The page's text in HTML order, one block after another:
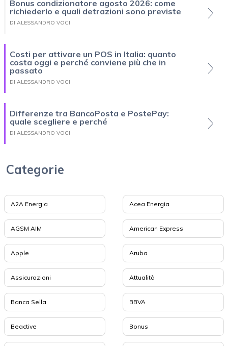
Bonus condizionatore agosto 2026: come
richiederlo e quali detrazioni sono previste
DI ALESSANDRO VOCI
Costi per attivare un POS in Italia: quanto
costa oggi e perché conviene più che in
passato
DI ALESSANDRO VOCI
Differenze tra BancoPosta e PostePay:
quale scegliere e perché
DI ALESSANDRO VOCI
Categorie
A2A Energia Acea Energia
AGSM AIM American Express
Apple Aruba
Assicurazioni Attualità
Banca Sella BBVA
Beactive Bonus